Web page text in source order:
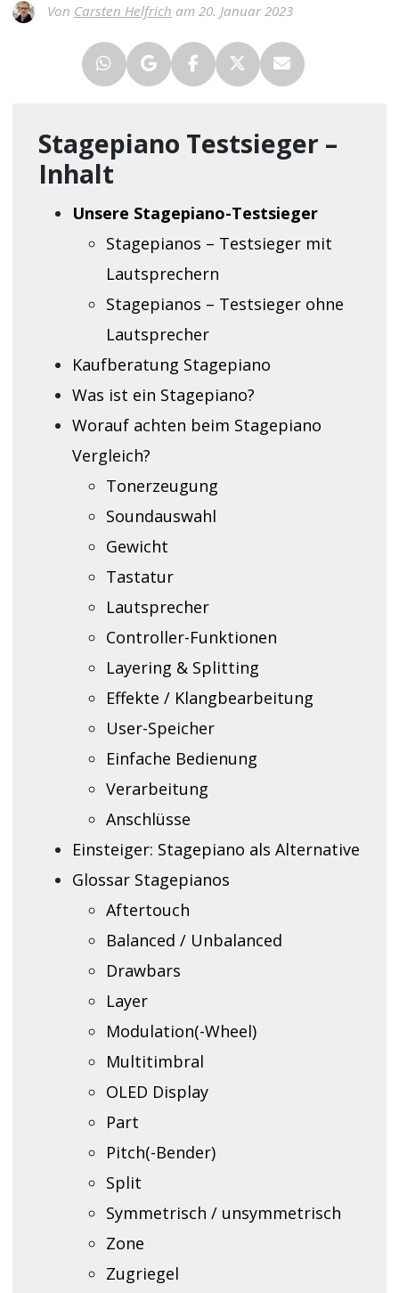
Von Carsten Helfrich am 20. Januar 2023
Stagepiano Testsieger –
Inhalt
Unsere Stagepiano-Testsieger
Stagepianos – Testsieger mit
Lautsprechern
Stagepianos – Testsieger ohne
Lautsprecher
Kaufberatung Stagepiano
Was ist ein Stagepiano?
Worauf achten beim Stagepiano
Vergleich?
Tonerzeugung
Soundauswahl
Gewicht
Tastatur
Lautsprecher
Controller-Funktionen
Layering & Splitting
Effekte / Klangbearbeitung
User-Speicher
Einfache Bedienung
Verarbeitung
Anschlüsse
Einsteiger: Stagepiano als Alternative
Glossar Stagepianos
Aftertouch
Balanced / Unbalanced
Drawbars
Layer
Modulation(-Wheel)
Multitimbral
OLED Display
Part
Pitch(-Bender)
Split
Symmetrisch / unsymmetrisch
Zone
Zugriegel